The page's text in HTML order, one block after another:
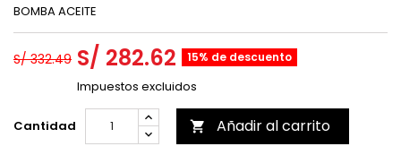
BOMBA ACEITE
S/ 332.49 S/ 282.62 15% de descuento
Impuestos excluidos
Cantidad  Añadir al carrito